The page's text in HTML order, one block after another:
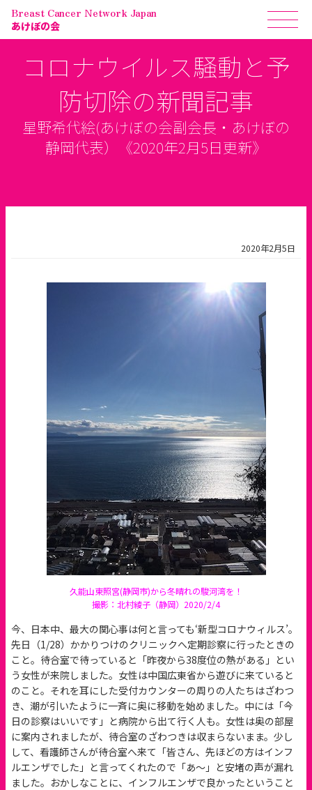
Breast Cancer Network Japan
あけぼの会
コロナウイルス騒動と予
防切除の新聞記事
星野希代絵(あけぼの会副会長・あけぼの
静岡代表）《2020年2月5日更新》
2020年2月5日
久能山東照宮(静岡市)から冬晴れの駿河湾を！
撮影：北村綾子（静岡）2020/2/4
今、日本中、最大の関心事は何と言っても‘新型コロナウィルス’。
先日（1/28）かかりつけのクリニックへ定期診察に行ったときの
こと。待合室で待っていると「昨夜から38度位の熱がある」とい
う女性が来院しました。女性は中国広東省から遊びに来ていると
のこと。それを耳にした受付カウンターの周りの人たちはざわつ
き、潮が引いたように一斉に奥に移動を始めました。中には「今
日の診察はいいです」と病院から出て行く人も。女性は奥の部屋
に案内されましたが、待合室のざわつきは収まらないまま。少し
して、看護師さんが待合室へ来て「皆さん、先ほどの方はインフ
ルエンザでした」と言ってくれたので「あ～」と安堵の声が漏れ
ました。おかしなことに、インフルエンザで良かったということ